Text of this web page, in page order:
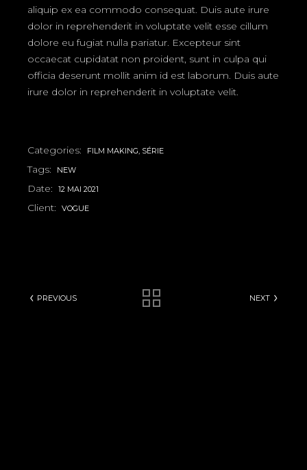
aliquip ex ea commodo consequat. Duis aute irure
dolor in reprehenderit in voluptate velit esse cillum
dolore eu fugiat nulla pariatur. Excepteur sint
occaecat cupidatat non proident, sunt in culpa qui
officia deserunt mollit anim id est laborum. Duis aute
irure dolor in reprehenderit in voluptate velit.
Categories: FILM MAKING SÉRIE
Tags: NEW
Date: 12 MAI 2021
Client: VOGUE
PREVIOUS NEXT